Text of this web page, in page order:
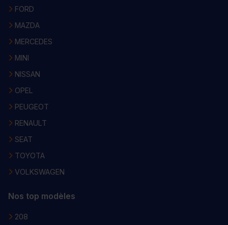
FORD
MAZDA
MERCEDES
MINI
NISSAN
OPEL
PEUGEOT
RENAULT
SEAT
TOYOTA
VOLKSWAGEN
Nos top modèles
208